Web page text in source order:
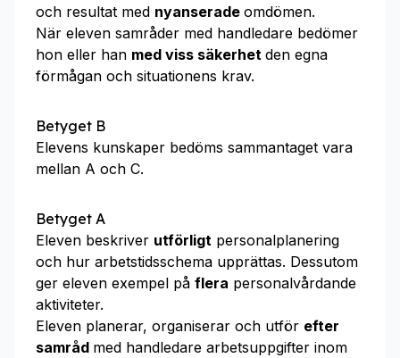
och resultat med nyanserade omdömen.
När eleven samråder med handledare bedömer
hon eller han med viss säkerhet den egna
förmågan och situationens krav.
Betyget B
Elevens kunskaper bedöms sammantaget vara
mellan A och C.
Betyget A
Eleven beskriver utförligt personalplanering
och hur arbetstidsschema upprättas. Dessutom
ger eleven exempel på flera personalvårdande
aktiviteter.
Eleven planerar, organiserar och utför efter
samråd med handledare arbetsuppgifter inom